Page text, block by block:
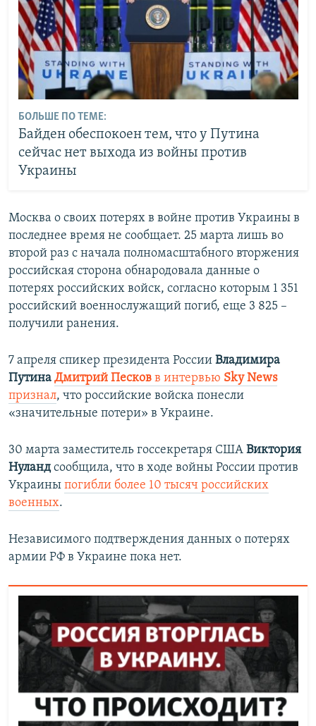
БОЛЬШЕ ПО ТЕМЕ:
Байден обеспокоен тем, что у Путина
сейчас нет выхода из войны против
Украины
Москва о своих потерях в войне против Украины в
последнее время не сообщает. 25 марта лишь во
второй раз с начала полномасштабного вторжения
российская сторона обнародовала данные о
потерях российских войск, согласно которым 1 351
российский военнослужащий погиб, еще 3 825 –
получили ранения.
7 апреля спикер президента России Владимира
Путина Дмитрий Песков в интервью Sky News
признал, что российские войска понесли
«значительные потери» в Украине.
30 марта заместитель госсекретаря США Виктория
Нуландсообщила, что в ходе войны России против
Украины погибли более 10 тысяч российских
военных.
Независимого подтверждения данных о потерях
армии РФ в Украине пока нет.